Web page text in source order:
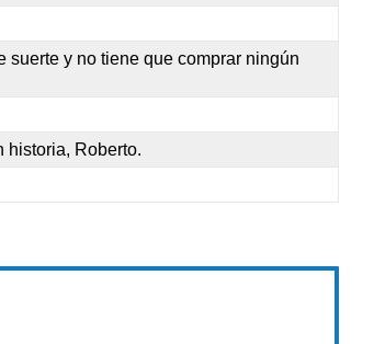
suerte y no tiene que comprar ningún
historia, Roberto.